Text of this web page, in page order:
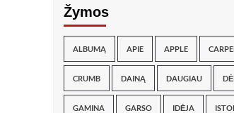
Žymos
ALBUMĄ APIE APPLE
CRUMB DAINĄ DAUGIAU
GAMINA GARSO IDĖJA